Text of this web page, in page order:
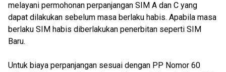
melayani permohonan perpanjangan SIM A dan C yang
dapat dilakukan sebelum masa berlaku habis. Apabila masa
berlaku SIM habis diberlakukan penerbitan seperti SIM
Baru.
Untuk biaya perpanjangan sesuai dengan PP Nomor 60